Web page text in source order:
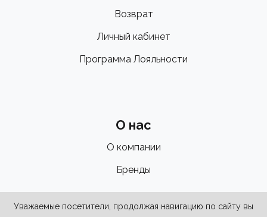
Возврат
Личный кабинет
Программа Лояльности
О нас
О компании
Бренды
Уважаемые посетители, продолжая навигацию по сайту вы